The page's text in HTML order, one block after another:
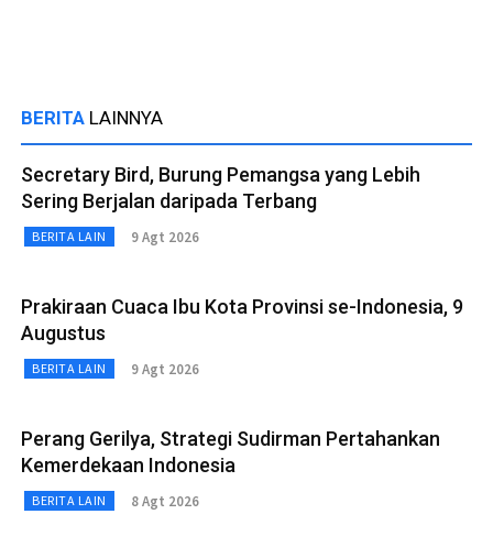
BERITA LAINNYA
Secretary Bird, Burung Pemangsa yang Lebih
Sering Berjalan daripada Terbang
BERITA LAIN 9 Agt 2026
Prakiraan Cuaca Ibu Kota Provinsi se-Indonesia, 9
Augustus
BERITA LAIN 9 Agt 2026
Perang Gerilya, Strategi Sudirman Pertahankan
Kemerdekaan Indonesia
BERITA LAIN 8 Agt 2026